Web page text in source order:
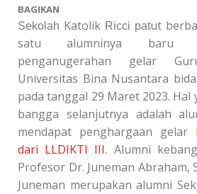
BAGIKAN
Sekolah Katolik Ricci patut
satu alumninya baru
penganugerahan gelar
Universitas Bina Nusantara
pada tanggal 29 Maret 2023. Hal
bangga selanjutnya adalah
mendapat penghargaan gelar
dari LLDIKTI III. Alumni
Profesor Dr. Juneman Abraham,
Juneman merupakan alumni